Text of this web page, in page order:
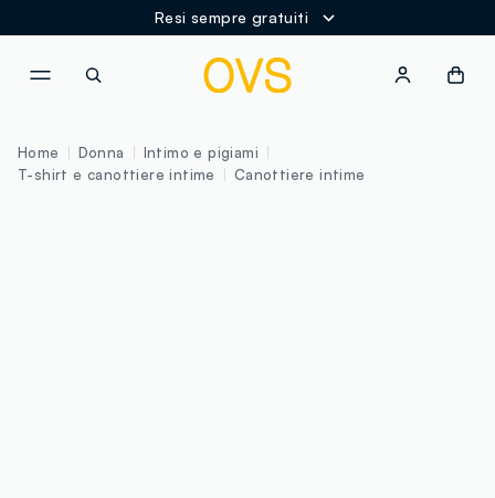
Resi sempre gratuiti
Home Donna
Intimo e pigiami
T-shirt e canottiere intime
Canottiere intime